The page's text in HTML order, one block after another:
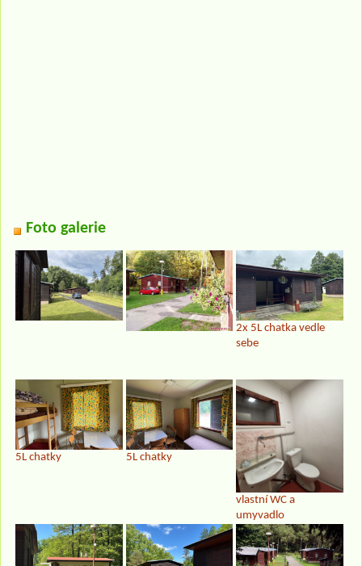
Foto galerie
2x 5L chatka vedle
sebe
5L chatky 5L chatky
vlastní WC a
umyvadlo